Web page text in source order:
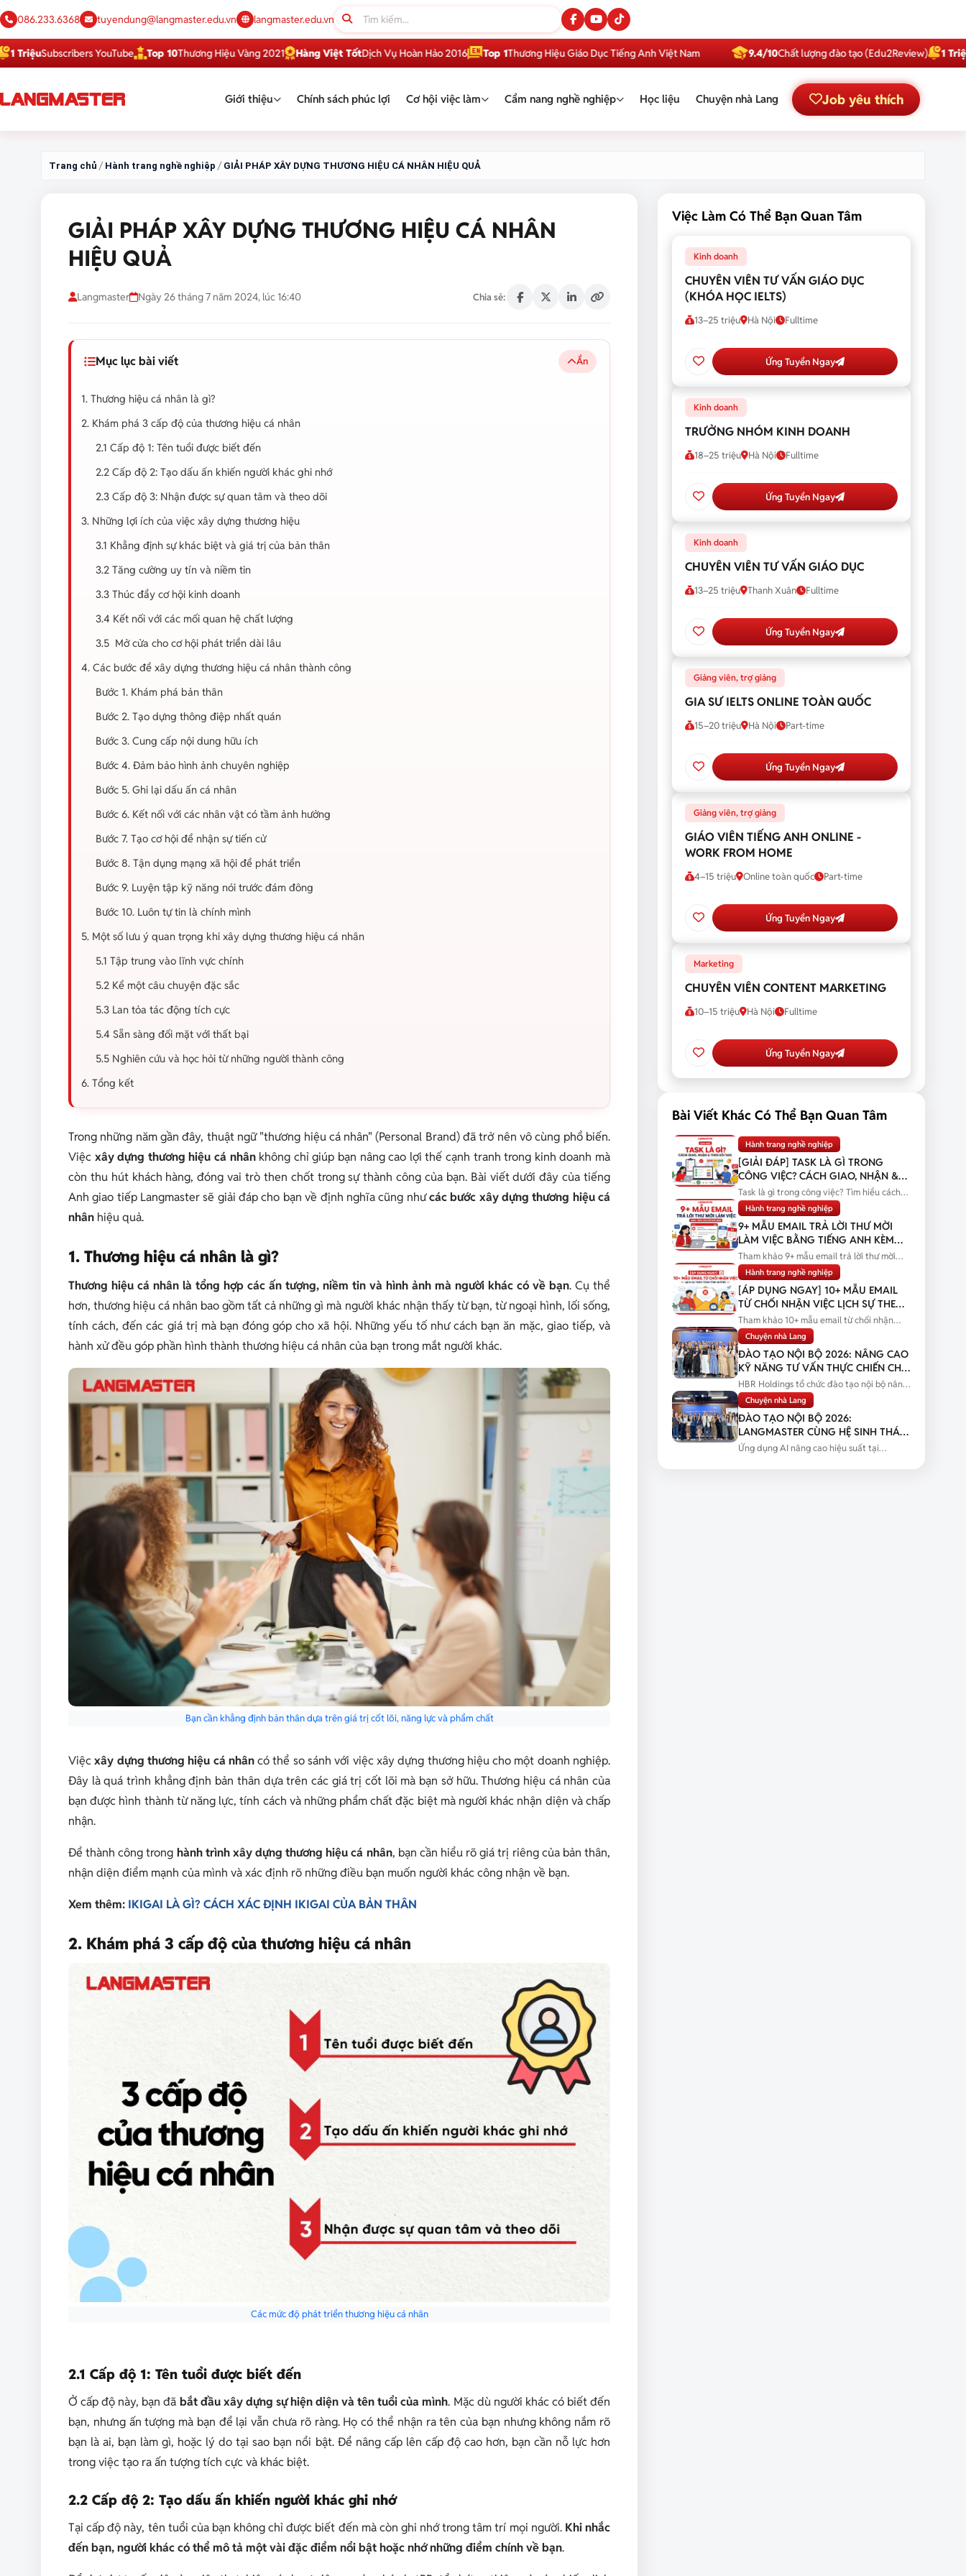
086.233.6368 tuyendung@langmaster.edu.vn langmaster.edu.vn
YouTube Top 10Thương Hiệu Vàng 2021 Hàng Việt TốtDịch Vụ Hoàn Hảo 2016 Top 1Thương Hiệu Giáo Dục Tiếng Anh Việt Nam Chất lượng đào tạo (Edu2Review) 1 Triệu
Giới thiệu Chính sách phúc lợi Cơ hội việc làm Cẩm nang nghề nghiệp Học liệu Chuyện nhà Lang Job yêu thích
Trang chủ / Hành trang nghề nghiệp / GIẢI PHÁP XÂY DỰNG THƯƠNG HIỆU CÁ NHÂN HIỆU QUẢ
GIẢI PHÁP XÂY DỰNG THƯƠNG HIỆU CÁ NHÂN
HIỆU QUẢ
Langmaster Ngày 26 tháng 7 năm 2024, lúc 16:40 Chia sẻ:
Mục lục bài viết Ẩn
1. Thương hiệu cá nhân là gì?
2. Khám phá 3 cấp độ của thương hiệu cá nhân
2.1 Cấp độ 1: Tên tuổi được biết đến
2.2 Cấp độ 2: Tạo dấu ấn khiến người khác ghi nhớ
2.3 Cấp độ 3: Nhận được sự quan tâm và theo dõi
3. Những lợi ích của việc xây dựng thương hiệu
3.1 Khẳng định sự khác biệt và giá trị của bản thân
3.2 Tăng cường uy tín và niềm tin
3.3 Thúc đẩy cơ hội kinh doanh
3.4 Kết nối với các mối quan hệ chất lượng
3.5 Mở cửa cho cơ hội phát triển dài lâu
4. Các bước để xây dựng thương hiệu cá nhân thành công
Bước 1. Khám phá bản thân
Bước 2. Tạo dựng thông điệp nhất quán
Bước 3. Cung cấp nội dung hữu ích
Bước 4. Đảm bảo hình ảnh chuyên nghiệp
Bước 5. Ghi lại dấu ấn cá nhân
Bước 6. Kết nối với các nhân vật có tầm ảnh hưởng
Bước 7. Tạo cơ hội để nhận sự tiến cử
Bước 8. Tận dụng mạng xã hội để phát triển
Bước 9. Luyện tập kỹ năng nói trước đám đông
Bước 10. Luôn tự tin là chính mình
5. Một số lưu ý quan trọng khi xây dựng thương hiệu cá nhân
5.1 Tập trung vào lĩnh vực chính
5.2 Kể một câu chuyện đặc sắc
5.3 Lan tỏa tác động tích cực
5.4 Sẵn sàng đối mặt với thất bại
5.5 Nghiên cứu và học hỏi từ những người thành công
6. Tổng kết
Trong những năm gần đây, thuật ngữ "thương hiệu cá nhân" (Personal Brand) đã trở nên vô cùng phổ biến.
Việc xây dựng thương hiệu cá nhânkhông chỉ giúp bạn nâng cao lợi thế cạnh tranh trong kinh doanh mà
còn thu hút khách hàng, đóng vai trò then chốt trong sự thành công của bạn. Bài viết dưới đây của tiếng
Anh giao tiếp Langmaster sẽ giải đáp cho bạn về định nghĩa cũng nhưcác bước xây dựng thương hiệu cá
nhân hiệu quả.
1. Thương hiệu cá nhân là gì?
Thương hiệu cá nhân là tổng hợp các ấn tượng, niềm tin và hình ảnh mà người khác có về bạn. Cụ thể
hơn, thương hiệu cá nhân bao gồm tất cả những gì mà người khác nhận thấy từ bạn, từ ngoại hình, lối sống,
tính cách, đến các giá trị mà bạn đóng góp cho xã hội. Những yếu tố như cách bạn ăn mặc, giao tiếp, và
hành xử đều góp phần hình thành thương hiệu cá nhân của bạn trong mắt người khác.
Bạn cần khẳng định bản thân dựa trên giá trị cốt lõi, năng lực và phẩm chất
Việcxây dựng thương hiệu cá nhâncó thể so sánh với việc xây dựng thương hiệu cho một doanh nghiệp.
Đây là quá trình khẳng định bản thân dựa trên các giá trị cốt lõi mà bạn sở hữu. Thương hiệu cá nhân của
bạn được hình thành từ năng lực, tính cách và những phẩm chất đặc biệt mà người khác nhận diện và chấp
nhận.
Để thành công trong hành trình xây dựng thương hiệu cá nhân, bạn cần hiểu rõ giá trị riêng của bản thân,
nhận diện điểm mạnh của mình và xác định rõ những điều bạn muốn người khác công nhận về bạn.
Xem thêm: IKIGAI LÀ GÌ? CÁCH XÁC ĐỊNH IKIGAI CỦA BẢN THÂN
2. Khám phá 3 cấp độ của thương hiệu cá nhân
Các mức độ phát triển thương hiệu cá nhân
2.1 Cấp độ 1: Tên tuổi được biết đến
Ở cấp độ này, bạn đã bắt đầu xây dựng sự hiện diện và tên tuổi của mình. Mặc dù người khác có biết đến
bạn, nhưng ấn tượng mà bạn để lại vẫn chưa rõ ràng. Họ có thể nhận ra tên của bạn nhưng không nắm rõ
bạn là ai, bạn làm gì, hoặc lý do tại sao bạn nổi bật. Để nâng cấp lên cấp độ cao hơn, bạn cần nỗ lực hơn
trong việc tạo ra ấn tượng tích cực và khác biệt.
2.2 Cấp độ 2: Tạo dấu ấn khiến người khác ghi nhớ
Tại cấp độ này, tên tuổi của bạn không chỉ được biết đến mà còn ghi nhớ trong tâm trí mọi người. Khi nhắc
đến bạn, người khác có thể mô tả một vài đặc điểm nổi bật hoặc nhớ những điểm chính về bạn.
Việc Làm Có Thể Bạn Quan Tâm
Kinh doanh
CHUYÊN VIÊN TƯ VẤN GIÁO DỤC
(KHÓA HỌC IELTS)
13–25 triệu Hà Nội Fulltime
Ứng Tuyển Ngay
Kinh doanh
TRƯỞNG NHÓM KINH DOANH
18–25 triệu Hà Nội Fulltime
Ứng Tuyển Ngay
Kinh doanh
CHUYÊN VIÊN TƯ VẤN GIÁO DỤC
13–25 triệu Thanh Xuân Fulltime
Ứng Tuyển Ngay
Giảng viên, trợ giảng
GIA SƯ IELTS ONLINE TOÀN QUỐC
15–20 triệu Hà Nội Part-time
Ứng Tuyển Ngay
Giảng viên, trợ giảng
GIÁO VIÊN TIẾNG ANH ONLINE -
WORK FROM HOME
4–15 triệu Online toàn quốc Part-time
Ứng Tuyển Ngay
Marketing
CHUYÊN VIÊN CONTENT MARKETING
10–15 triệu Hà Nội Fulltime
Ứng Tuyển Ngay
Bài Viết Khác Có Thể Bạn Quan Tâm
Hành trang nghề nghiệp
[GIẢI ĐÁP] TASK LÀ GÌ TRONG
CÔNG VIỆC? CÁCH GIAO, NHẬN &
THEO DÕI TASK
Task là gì trong công việc? Tìm hiểu cách
giao, nhận và theo dõi task...
Hành trang nghề nghiệp
9+ MẪU EMAIL TRẢ LỜI THƯ MỜI
LÀM VIỆC BẰNG TIẾNG ANH KÈM
BẢN DỊCH
Tham khảo 9+ mẫu email trả lời thư mời
làm việc bằng tiếng Anh kèm bản...
Hành trang nghề nghiệp
[ÁP DỤNG NGAY] 10+ MẪU EMAIL
TỪ CHỐI NHẬN VIỆC LỊCH SỰ THEO
TỪNG TÌNH HUỐNG
Tham khảo 10+ mẫu email từ chối nhận
việc lịch sự theo từng tình huống...
Chuyện nhà Lang
ĐÀO TẠO NỘI BỘ 2026: NÂNG CAO
KỸ NĂNG TƯ VẤN THỰC CHIẾN CHO
ĐỘI NGŨ SALES
HBR Holdings tổ chức đào tạo nội bộ nâng
cao kỹ năng tư vấn thực chiến...
Chuyện nhà Lang
ĐÀO TẠO NỘI BỘ 2026:
LANGMASTER CÙNG HỆ SINH THÁI
HBR HOLDINGS NÂNG CAO NĂNG
Ứng dụng AI nâng cao hiệu suất tại